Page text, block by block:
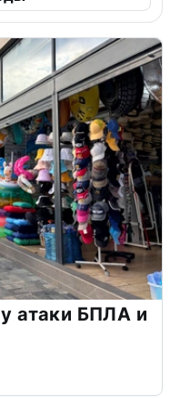
атаки БПЛА и